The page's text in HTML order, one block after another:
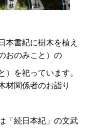
本書紀に樹木を植え
おのみこと）の
）を祀っています。
材関係者のお詣り
「続日本紀」の文武